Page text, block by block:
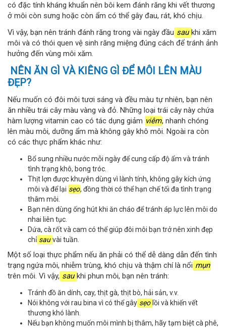
có đặc tính kháng khuẩn nên bôi kem đánh răng khi vết thương
ở môi còn sưng hoặc còn ẩm có thể gây đau, rát, khó chịu.
Vì vậy, bạn nên tránh đánh răng trong vài ngày đầu saukhi xăm
môi và có thói quen vệ sinh răng miệng đúng cách để tránh ảnh
hưởng đến vùng môi xăm.
NÊN ĂN GÌ VÀ KIÊNG GÌ ĐỂ MÔI LÊN MÀU
ĐẸP?
Nếu muốn có đôi môi tươi sáng và đều màu tự nhiên, bạn nên
ăn nhiều trái cây màu vàng và đỏ. Những loại trái cây này chứa
hàm lượng vitamin cao có tác dụng giảm viêm, nhanh chóng
lên màu môi, dưỡng ẩm mà không gây khô môi. Ngoài ra còn
có các thực phẩm khác như:
Bổ sung nhiều nước mỗi ngày để cung cấp độ ẩm và tránh
tình trạng khô, bong tróc.
Thịt lợn được khuyên dùng vì lành tính, không gây kích ứng
môi và để lại sẹo, đồng thời có thể hạn chế tối đa tình trạng
thâm môi.
Bạn nên dùng ống hút khi ăn cháo để tránh áp lực lên môi do
nhai liên tục.
Dứa, cà rốt và cam có thể giúp đôi môi bạn trở nên xinh đẹp
chỉ sauvài tuần.
Một số loại thực phẩm nếu ăn phải có thể dễ dàng dẫn đến tình
trạng ngứa môi, nhiễm trùng, khó chịu và thậm chí là nổi mụn
trên môi. Vì vậy, saukhi phun môi, bạn nên tránh:
Tránh đồ ăn dính, cay, thịt gà, thịt bò, hải sản, v.v.
Nói không với rau bina vì có thể gây sẹo lồi và khiến vết
thương khó lành.
Nếu bạn không muốn môi mình bị thâm, hãy tạm biệt cà phê,